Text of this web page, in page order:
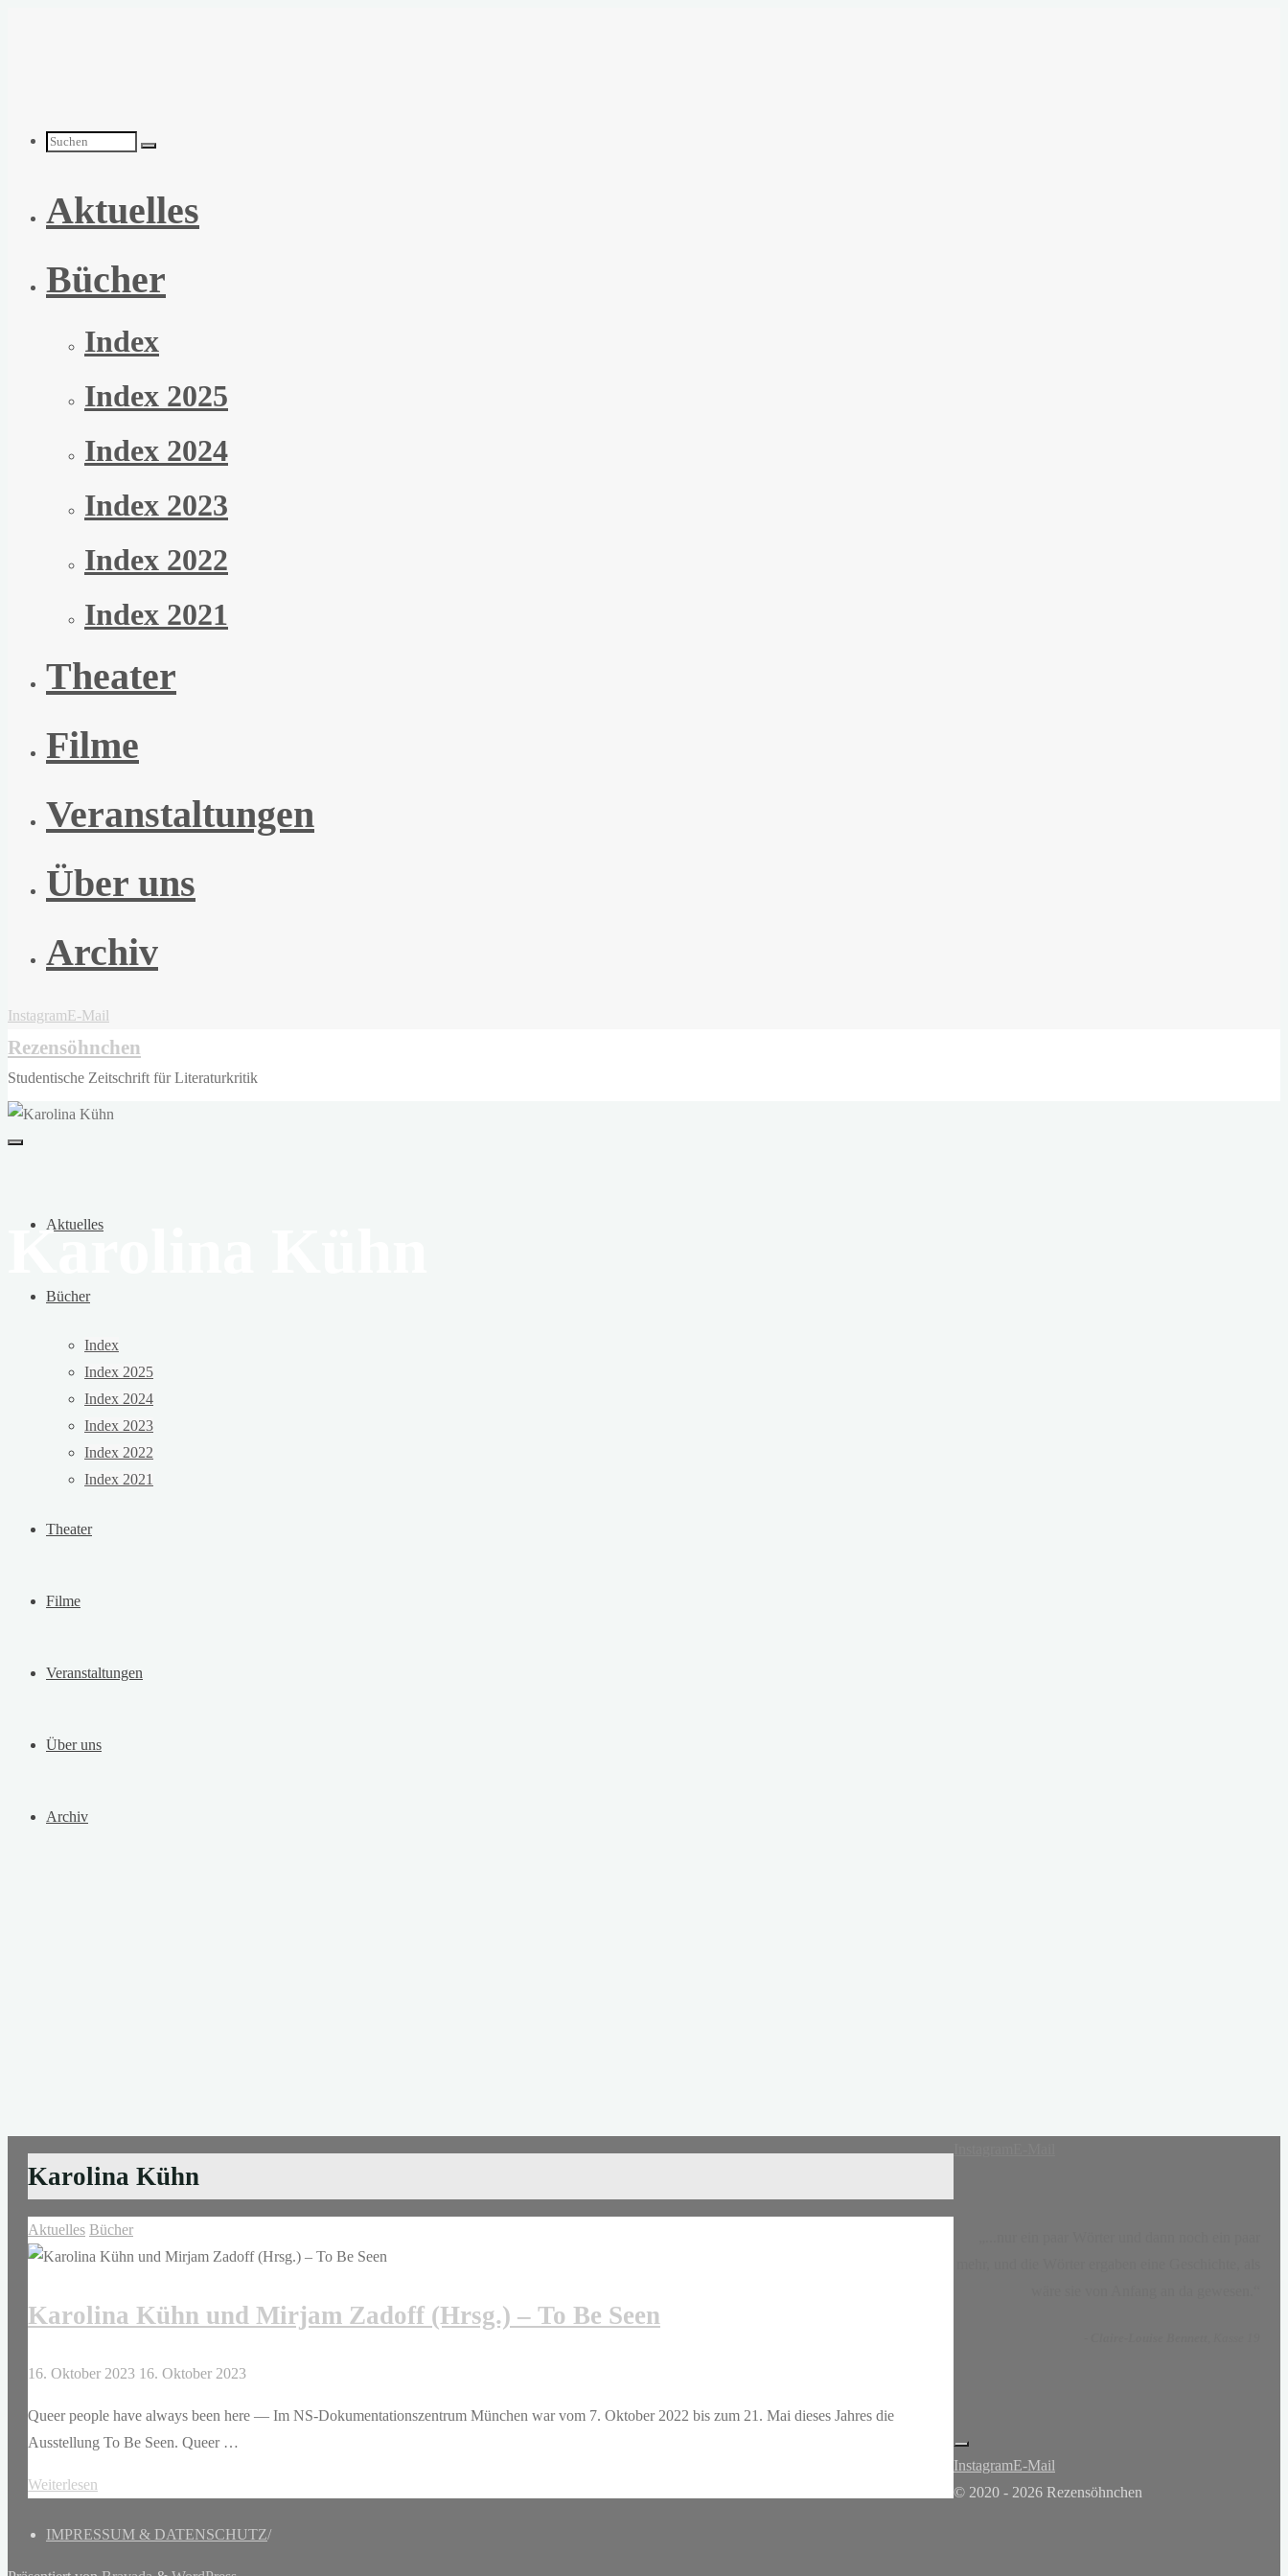
Suchen
nach:
Aktuelles
Bücher
Index
Index 2025
Index 2024
Index 2023
Index 2022
Index 2021
Theater
Filme
Veranstaltungen
Über uns
Archiv
InstagramE-Mail
Rezensöhnchen
Studentische Zeitschrift für Literaturkritik
Aktuelles
Bücher
Index
Index 2025
Index 2024
Index 2023
Index 2022
Index 2021
Theater
Filme
Veranstaltungen
Über uns
Archiv
Karolina Kühn
Karolina Kühn
Aktuelles Bücher
Karolina Kühn und Mirjam Zadoff (Hrsg.) – To Be Seen
16. Oktober 2023 16. Oktober 2023
Queer people have always been here — Im NS-Dokumentationszentrum München war vom 7. Oktober 2022 bis zum 21. Mai dieses Jahres die
Ausstellung To Be Seen. Queer …
Weiterlesen
und
InstagramE-Mail
© 2020 - 2026 Rezensöhnchen
IMPRESSUM & DATENSCHUTZ/